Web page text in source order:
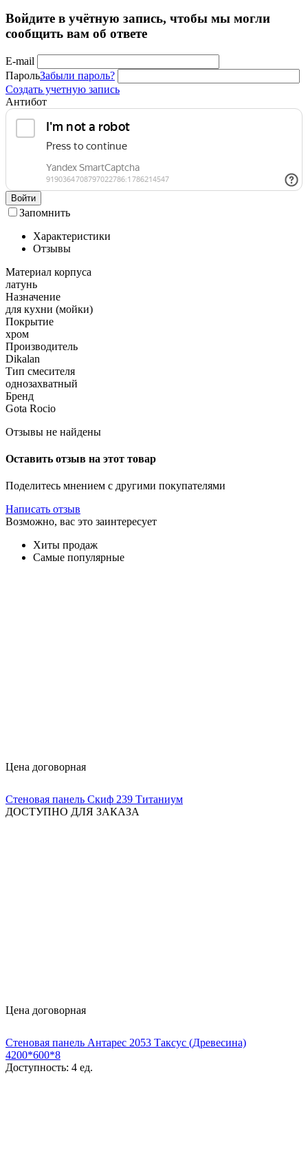
Войдите в учётную запись, чтобы мы могли
сообщить вам об ответе
E-mail
ПарольЗабыли пароль?
Создать учетную запись
Антибот
Войти
Запомнить
Характеристики
Отзывы
Материал корпуса
латунь
Назначение
для кухни (мойки)
Покрытие
хром
Производитель
Dikalan
Тип смесителя
однозахватный
Бренд
Gota Rocio
Отзывы не найдены
Оставить отзыв на этот товар
Поделитесь мнением с другими покупателями
Написать отзыв
Возможно, вас это заинтересует
Хиты продаж
Самые популярные
Цена договорная
Стеновая панель Скиф 239 Титаниум
ДОСТУПНО ДЛЯ ЗАКАЗА
Цена договорная
Стеновая панель Антарес 2053 Таксус (Древесина)
4200*600*8
Доступность: 4 ед.